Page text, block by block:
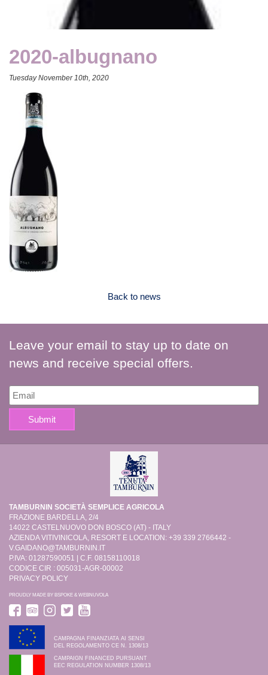
2020-albugnano
Tuesday November 10th, 2020
Back to news
Leave your email to stay up to date on
news and receive special offers.
TAMBURNIN SOCIETÀ SEMPLICE AGRICOLA
FRAZIONE BARDELLA, 2/4
14022 CASTELNUOVO DON BOSCO (AT) - ITALY
AZIENDA VITIVINICOLA, RESORT E LOCATION: +39 339 2766442 -
V.GAIDANO@TAMBURNIN.IT
P.IVA: 01287590051 | C.F. 08158110018
CODICE CIR : 005031-AGR-00002
PRIVACY POLICY
PROUDLY MADE BY BSPOKE & WEBNUVOLA
CAMPAGNA FINANZIATA AI SENSI
DEL REGOLAMENTO CE N. 1308/13
CAMPAIGN FINANCED PURSUANT
EEC REGULATION NUMBER 1308/13